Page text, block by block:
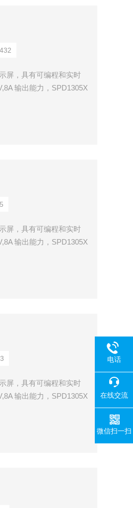
屏，具有可编程和实时
输出能力，SPD1305X
屏，具有可编程和实时
输出能力，SPD1305X
屏，具有可编程和实时
输出能力，SPD1305X
电话
在线交流
微信扫一扫